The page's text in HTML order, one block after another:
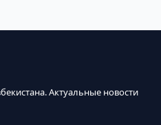
Актуальные новости